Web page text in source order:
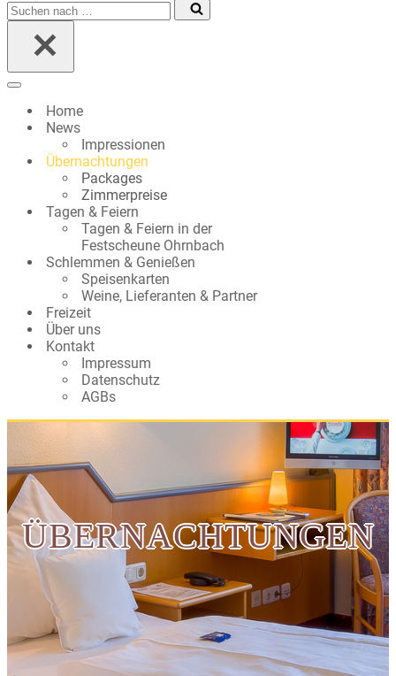
Suchen
nach …
Navigationsmenü
Home
News
Impressionen
Übernachtungen
Packages
Zimmerpreise
Tagen & Feiern
Tagen & Feiern in der
Festscheune Ohrnbach
Schlemmen & Genießen
Speisenkarten
Weine, Lieferanten & Partner
Freizeit
Über uns
Kontakt
Impressum
Datenschutz
AGBs
ÜBERNACHTUNGEN